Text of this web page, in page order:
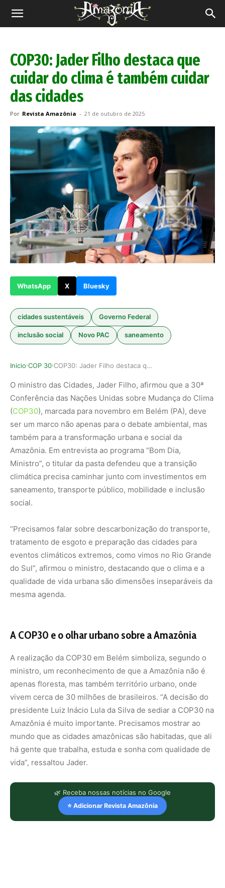
Revista
COP30: Jader Filho destaca que
cuidar do clima é também cuidar
das cidades
Por Revista Amazônia - 21 de outubro de 2025
WhatsApp X Bluesky
cidades sustentáveis Governo Federal
inclusão social Novo PAC saneamento
Inicio›COP 30› COP30: Jader Filho destaca que cuidar do clima …
O ministro das Cidades, Jader Filho, afirmou que a 30ª
Conferência das Nações Unidas sobre Mudança do Clima
(COP30), marcada para novembro em Belém (PA), deve
ser um marco não apenas para o debate ambiental, mas
também para a transformação urbana e social da
Amazônia. Em entrevista ao programa “Bom Dia,
Ministro”, o titular da pasta defendeu que a transição
climática precisa caminhar junto com investimentos em
saneamento, transporte público, mobilidade e inclusão
social.
“Precisamos falar sobre descarbonização do transporte,
tratamento de esgoto e preparação das cidades para
eventos climáticos extremos, como vimos no Rio Grande
do Sul”, afirmou o ministro, destacando que o clima e a
qualidade de vida urbana são dimensões inseparáveis da
mesma agenda.
A COP30 e o olhar urbano sobre a Amazônia
A realização da COP30 em Belém simboliza, segundo o
ministro, um reconhecimento de que a Amazônia não é
apenas floresta, mas também território urbano, onde
vivem cerca de 30 milhões de brasileiros. “A decisão do
presidente Luiz Inácio Lula da Silva de sediar a COP30 na
Amazônia é muito importante. Precisamos mostrar ao
mundo que as cidades amazônicas são habitadas, que ali
há gente que trabalha, estuda e sonha com qualidade de
vida”, ressaltou Jader.
🌿 Receba nossas notícias no Google
⭐ Adicionar Revista Amazônia